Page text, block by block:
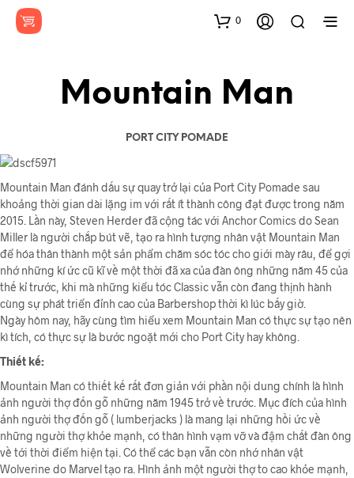
0
Mountain Man
PORT CITY POMADE
Mountain Man đánh dấu sự quay trở lại của Port City Pomade sau
khoảng thời gian dài lặng im với rất ít thành công đạt được trong năm
2015. Lần này, Steven Herder đã cộng tác với Anchor Comics do Sean
Miller là người chắp bút vẽ, tạo ra hình tượng nhân vật Mountain Man
để hóa thân thành một sản phẩm chăm sóc tóc cho giới mày râu, để gợi
nhớ những kí ức cũ kĩ về một thời đã xa của đàn ông những năm 45 của
thế kỉ trước, khi mà những kiểu tóc Classic vẫn còn đang thịnh hành
cùng sự phát triển đỉnh cao của Barbershop thời kì lúc bấy giờ.
Ngày hôm nay, hãy cùng tìm hiểu xem Mountain Man có thực sự tạo nên
kì tích, có thực sự là bước ngoặt mới cho Port City hay không.
Thiết kế:
Mountain Man có thiết kế rất đơn giản với phần nội dung chính là hình
ảnh người thợ đốn gỗ những năm 1945 trở về trước. Mục đích của hình
ảnh người thợ đốn gỗ ( lumberjacks ) là mang lại những hồi ức về
những người thợ khỏe mạnh, có thân hình vạm vỡ và đậm chất đàn ông
về tới thời điểm hiện tại. Có thể các bạn vẫn còn nhớ nhân vật
Wolverine do Marvel tạo ra. Hình ảnh một người thợ to cao khỏe mạnh,